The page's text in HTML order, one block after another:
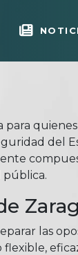
del
pública.
las
flexible,